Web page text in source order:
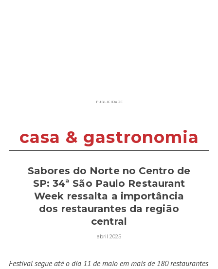
PUBLICIDADE
casa & gastronomia
Sabores do Norte no Centro de
SP: 34ª São Paulo Restaurant
Week ressalta a importância
dos restaurantes da região
central
abril 2025
Festival segue até o dia 11 de maio em mais de 180 restaurantes